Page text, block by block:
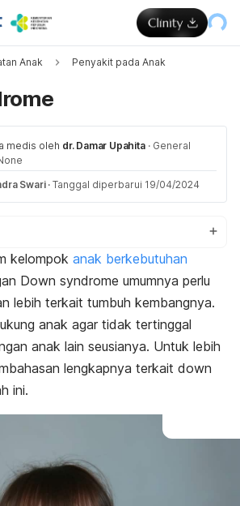
Anak Penyakit pada Anak
medis oleh dr. Damar Upahita · General
Swari · Tanggal diperbarui 19/04/2024
rumah
kelompok anak berkebutuhan
Down syndrome umumnya perlu
lebih terkait tumbuh kembangnya.
anak agar tidak tertinggal
anak lain seusianya. Untuk lebih
lengkapnya terkait down
ini.